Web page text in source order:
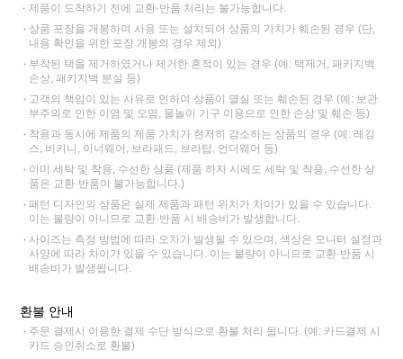
제품이 도착하기 전에 교환·반품 처리는 불가능합니다.
상품 포장을 개봉하여 사용 또는 설치되어 상품의 가치가 훼손된 경우 (단,
내용 확인을 위한 포장 개봉의 경우 제외)
부착된 택을 제거하였거나 제거한 흔적이 있는 경우 (예: 택제거, 패키지백
손상, 패키지백 분실 등)
고객의 책임이 있는 사유로 인하여 상품이 멸실 또는 훼손된 경우 (예: 보관
부주의로 인한 이염 및 오염, 물놀이 기구 이용으로 인한 손상 및 훼손 등)
착용과 동시에 제품의 제품 가치가 현저히 감소하는 상품의 경우 (예: 레깅
스, 비키니, 이너웨어, 브라패드, 브라탑, 언더웨어 등)
이미 세탁 및 착용, 수선한 상품 (제품 하자 시에도 세탁 및 착용, 수선한 상
품은 교환·반품이 불가능합니다.)
패턴 디자인의 상품은 실제 제품과 패턴 위치가 차이가 있을 수 있습니다.
이는 불량이 아니므로 교환·반품 시 배송비가 발생합니다.
사이즈는 측정 방법에 따라 오차가 발생될 수 있으며, 색상은 모니터 설정과
사양에 따라 차이가 있을 수 있습니다. 이는 불량이 아니므로 교환·반품 시
배송비가 발생됩니다.
환불 안내
주문 결제시 이용한 결제 수단 방식으로 환불 처리 됩니다. (예: 카드결제 시
카드 승인취소로 환불)